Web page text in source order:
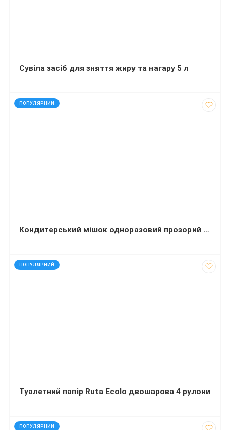
Сувіла засіб для зняття жиру та нагару 5 л
ПОПУЛЯРНИЙ
код: 12992
Кондитерський мішок одноразовий прозорий 55 см ( ROLLH55WP) 5 штук
ПОПУЛЯРНИЙ
код: 20123
Туалетний папір Ruta Ecolo двошарова 4 рулони
ПОПУЛЯРНИЙ
код: 15151